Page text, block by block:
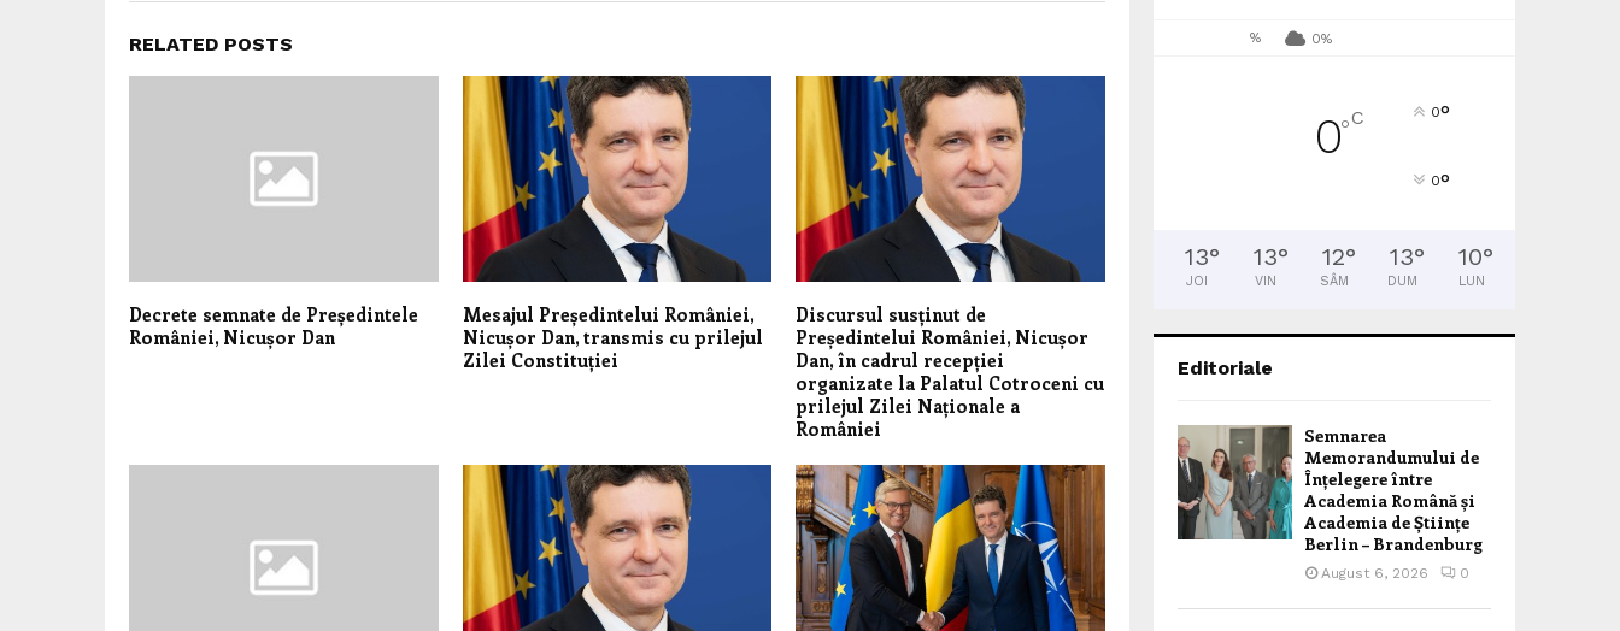
RELATED POSTS
Decrete semnate de Președintele
României, Nicușor Dan
Mesajul Președintelui României,
Nicușor Dan, transmis cu prilejul
Zilei Constituției
Discursul susținut de
Președintelui României, Nicușor
Dan, în cadrul recepției
organizate la Palatul Cotroceni cu
prilejul Zilei Naționale a
României
% 0%
0°C 0°
0°
13°
JOI
13°
VIN
12°
SÂM
13°
DUM
10°
LUN
Editoriale
Semnarea
Memorandumului de
Înțelegere între
Academia Română și
Academia de Științe
Berlin – Brandenburg
August 6, 2026 0